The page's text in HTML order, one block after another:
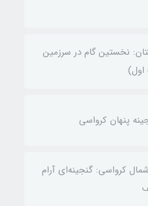
نخستین گام در سرزمین
پنهان کرواسی
کرواسی: گنجینه‌ای آرام